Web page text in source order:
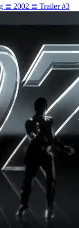
≣ 2002 ≣ Trailer #3